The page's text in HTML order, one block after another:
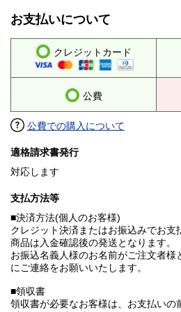
お支払いについて
クレジットカード
公費
公費での購入について
適格請求書発行
対応します
支払方法等
■決済方法(個人のお客様)
クレジット決済またはお振込みでお支
商品は入金確認後の発送となります。
お振込名義人様のお名前がご注文者様
にご連絡をお願いいたします。
■領収書
領収書が必要なお客様は、お支払いの